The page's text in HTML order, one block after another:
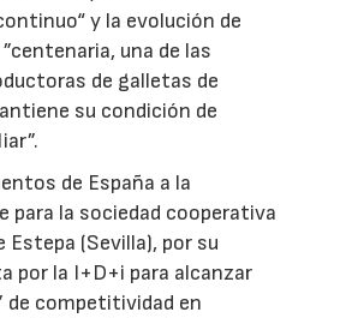
y la evolución de
una de las
de galletas de
su condición de
de España a la
para la sociedad cooperativa
Estepa (Sevilla), por su
por la I+D+i para alcanzar
de competitividad en